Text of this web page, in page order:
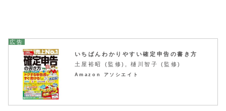
いちばんわかりやすい確定申告の書き方
土屋裕昭 (監修), 樋川智子 (監修)
Amazon アソシエイト